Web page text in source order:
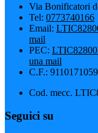
Via Bonificatori
Tel: 0773740166
Email:
mail
PEC:
una mail
C.F.:
Cod. mecc.
Seguici su